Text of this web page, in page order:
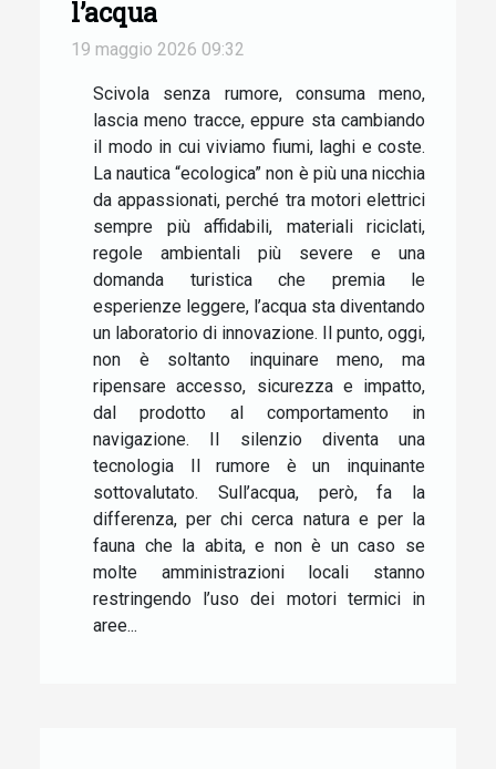
l’acqua
19 maggio 2026 09:32
Scivola senza rumore, consuma meno,
lascia meno tracce, eppure sta cambiando
il modo in cui viviamo fiumi, laghi e coste.
La nautica “ecologica” non è più una nicchia
da appassionati, perché tra motori elettrici
sempre più affidabili, materiali riciclati,
regole ambientali più severe e una
domanda turistica che premia le
esperienze leggere, l’acqua sta diventando
un laboratorio di innovazione. Il punto, oggi,
non è soltanto inquinare meno, ma
ripensare accesso, sicurezza e impatto,
dal prodotto al comportamento in
navigazione. Il silenzio diventa una
tecnologia Il rumore è un inquinante
sottovalutato. Sull’acqua, però, fa la
differenza, per chi cerca natura e per la
fauna che la abita, e non è un caso se
molte amministrazioni locali stanno
restringendo l’uso dei motori termici in
aree...